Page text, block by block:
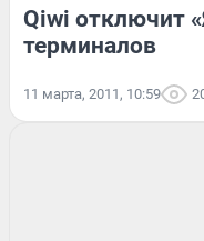
Qiwi отключит
терминалов
11 марта, 2011, 10:59